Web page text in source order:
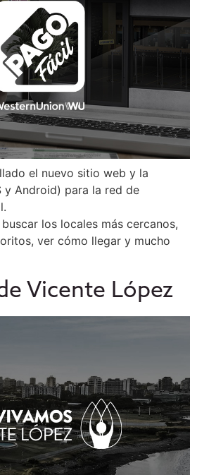
el nuevo sitio web y la
y Android) para la red de
los locales más cercanos,
ver cómo llegar y mucho
Vicente López